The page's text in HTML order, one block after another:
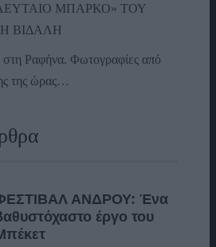
ΜΠΑΡΚΟ» ΤΟΥ
ΒΙΔΑΛΗ
στη Ραφήνα. Φωτογραφίες από
της ώρας…
ΑΝΔΡΟΥ: Ένα
έργο του